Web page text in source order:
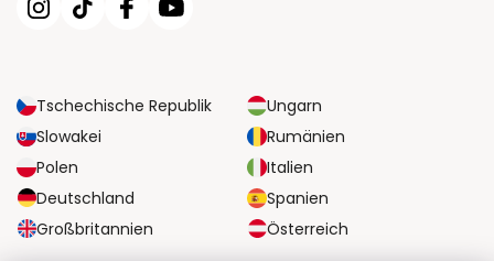
Tschechische Republik
Ungarn
Slowakei
Rumänien
Polen
Italien
Deutschland
Spanien
Großbritannien
Österreich